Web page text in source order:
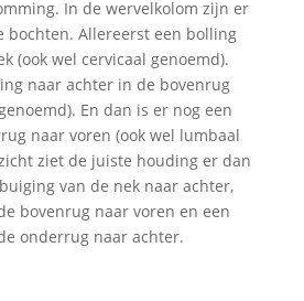
In de wervelkolom zijn er
bochten. Allereerst een bolling
(ook wel cervicaal genoemd).
naar achter in de bovenrug
En dan is er nog een
naar voren (ook wel lumbaal
ziet de juiste houding er dan
van de nek naar achter,
bovenrug naar voren en een
onderrug naar achter.